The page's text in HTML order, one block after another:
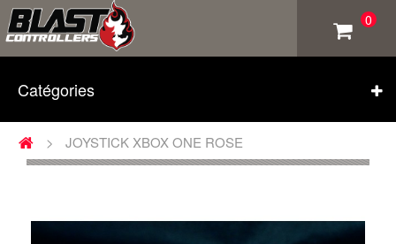
Catégories
0
> JOYSTICK XBOX ONE ROSE